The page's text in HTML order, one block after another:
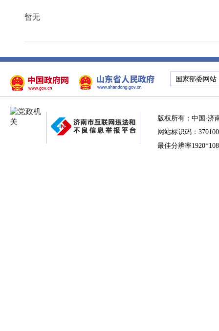
暂无
国家部委网站
版权所有：中国·济
网站标识码：
最佳分辨率